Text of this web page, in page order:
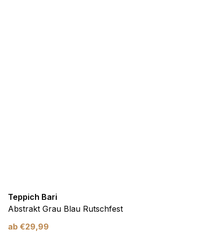
Teppich Bari
Abstrakt Grau Blau Rutschfest
ab €29,99